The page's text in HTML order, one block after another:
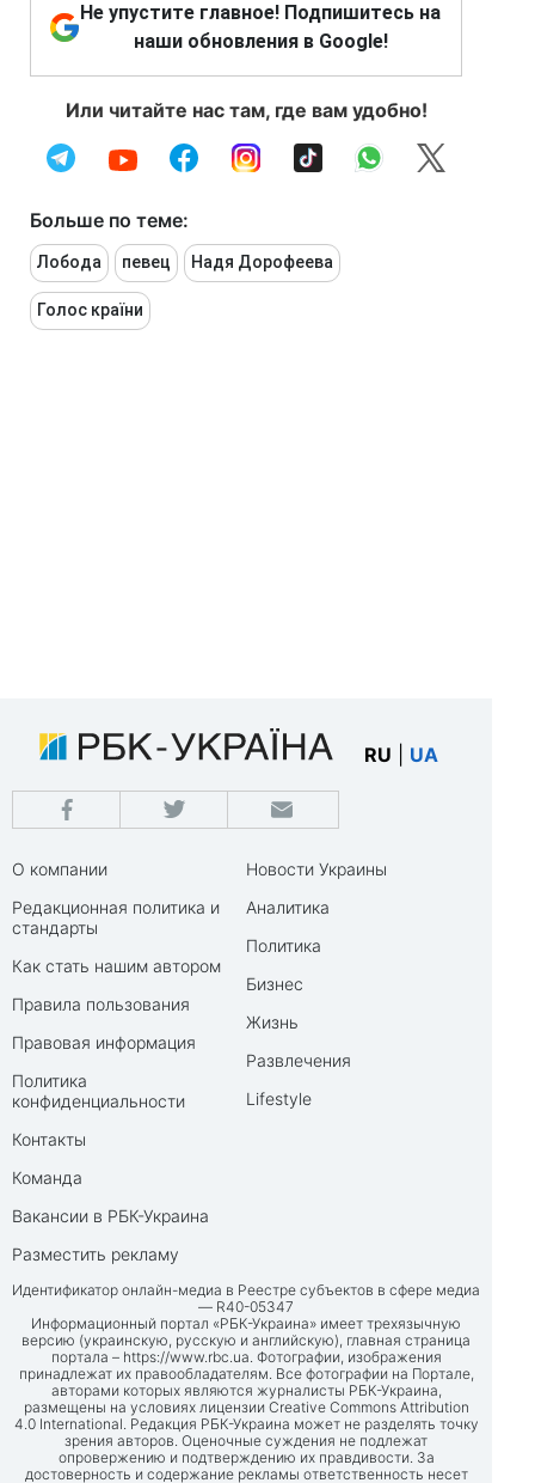
Не упустите главное! Подпишитесь на
наши обновления в Google!
Или читайте нас там, где вам удобно!
Больше по теме:
Лобода певец Надя Дорофеева
Голос країни
RU UA
О компании
Редакционная политика и
стандарты
Как стать нашим автором
Правила пользования
Правовая информация
Политика
конфиденциальности
Контакты
Команда
Вакансии в РБК-Украина
Разместить рекламу
Новости Украины
Аналитика
Политика
Бизнес
Жизнь
Развлечения
Lifestyle
Идентификатор онлайн-медиа в Реестре субъектов в сфере медиа
— R40-05347
Информационный портал «РБК-Украина» имеет трехязычную
версию (украинскую, русскую и английскую), главная страница
портала – https://www.rbc.ua. Фотографии, изображения
принадлежат их правообладателям. Все фотографии на Портале,
авторами которых являются журналисты РБК-Украина,
размещены на условиях лицензии Creative Commons Attribution
4.0 International. Редакция РБК-Украина может не разделять точку
зрения авторов. Оценочные суждения не подлежат
опровержению и подтверждению их правдивости. За
достоверность и содержание рекламы ответственность несет